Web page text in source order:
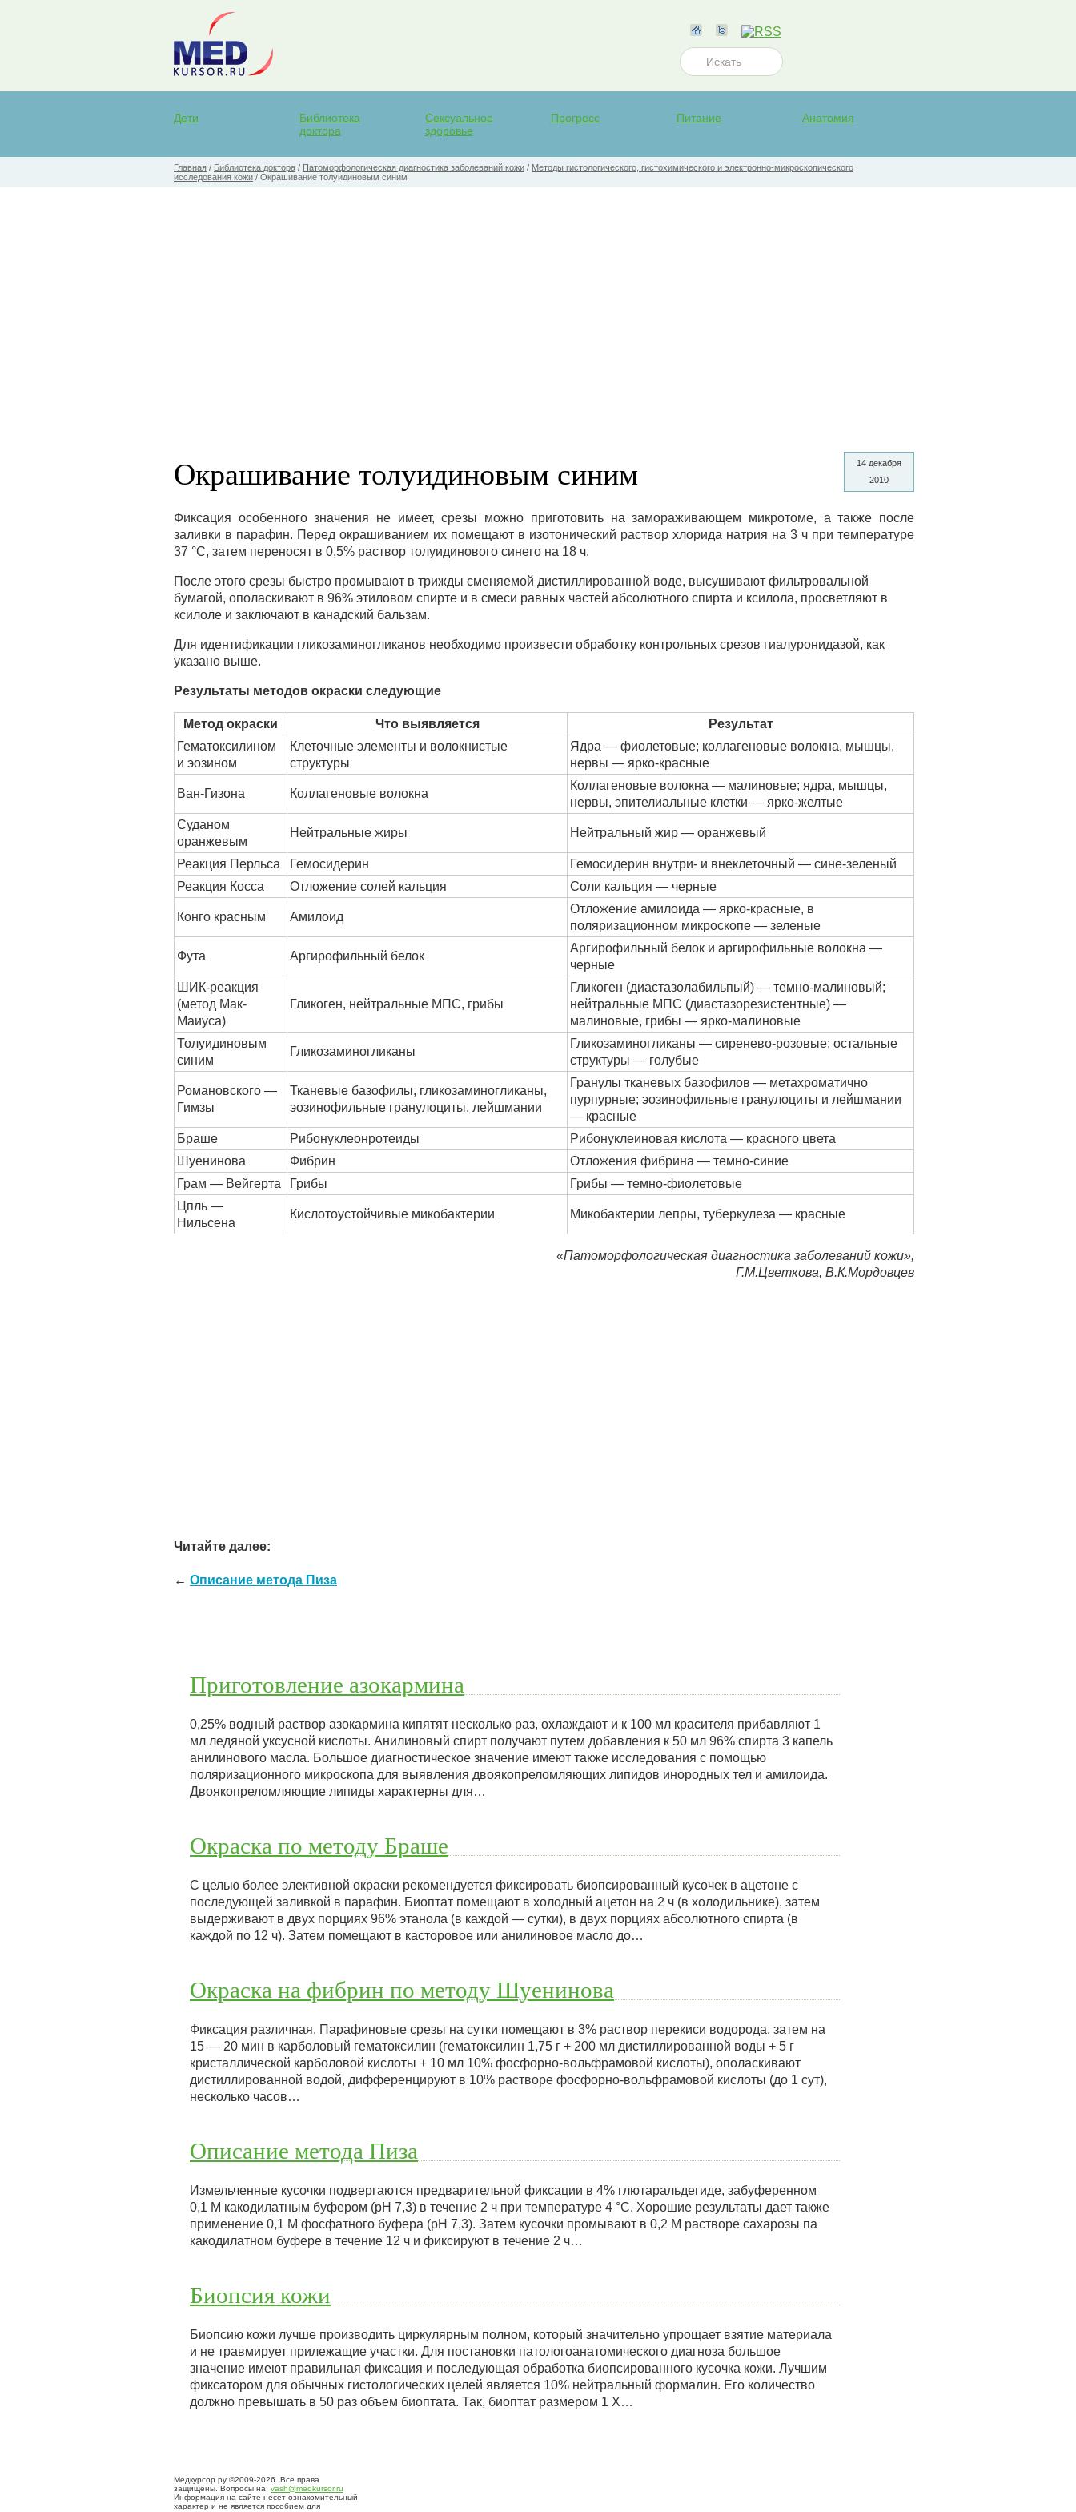
Дети
Библиотека
доктора
Сексуальное
здоровье
Прогресс Питание Анатомия
Главная / Библиотека доктора / Патоморфологическая диагностика заболеваний кожи / Методы гистологического, гистохимического и электронно-микроскопического
исследования кожи / Окрашивание толуидиновым синим
14 декабря
2010
Окрашивание толуидиновым синим
Фиксация особенного значения не имеет, срезы можно приготовить на замораживающем микротоме, а также после
заливки в парафин. Перед окрашиванием их помещают в изотонический раствор хлорида натрия на 3 ч при температуре
37 °С, затем переносят в 0,5% раствор толуидинового синего на 18 ч.
После этого срезы быстро промывают в трижды сменяемой дистиллированной воде, высушивают фильтровальной
бумагой, ополаскивают в 96% этиловом спирте и в смеси равных частей абсолютного спирта и ксилола, просветляют в
ксилоле и заключают в канадский бальзам.
Для идентификации гликозаминогликанов необходимо произвести обработку контрольных срезов гиалуронидазой, как
указано выше.
Результаты методов окраски следующие
Метод окраски Что выявляется
Результат
Гематоксилином
и эозином
Клеточные элементы и волокнистые
структуры
Ядра — фиолетовые; коллагеновые волокна, мышцы,
нервы — ярко-красные
Ван-Гизона Коллагеновые волокна
Коллагеновые волокна — малиновые; ядра, мышцы,
нервы, эпителиальные клетки — ярко-желтые
Суданом
оранжевым
Нейтральные жиры Нейтральный жир — оранжевый
Реакция Перльса Гемосидерин
Гемосидерин внутри- и внеклеточный — сине-зеленый
Реакция Косса
Отложение солей кальция Соли кальция — черные
Конго красным Амилоид
Отложение амилоида — ярко-красные, в
поляризационном микроскопе — зеленые
Фута Аргирофильный белок
Аргирофильный белок и аргирофильные волокна —
черные
ШИК-реакция
(метод Мак-
Маиуса)
Гликоген, нейтральные МПС, грибы
Гликоген (диастазолабильпый) — темно-малиновый;
нейтральные МПС (диастазорезистентные) —
малиновые, грибы — ярко-малиновые
Толуидиновым
синим
Гликозаминогликаны
Гликозаминогликаны — сиренево-розовые; остальные
структуры — голубые
Романовского —
Гимзы
Тканевые базофилы, гликозаминогликаны,
эозинофильные гранулоциты, лейшмании
Гранулы тканевых базофилов — метахроматично
пурпурные; эозинофильные гранулоциты и лейшмании
— красные
Браше
Рибонуклеонротеиды
Рибонуклеиновая кислота — красного цвета
Шуенинова
Фибрин
Отложения фибрина — темно-синие
Грам — Вейгерта
Грибы
Грибы — темно-фиолетовые
Цпль —
Нильсена
Кислотоустойчивые микобактерии Микобактерии лепры, туберкулеза — красные
«Патоморфологическая диагностика заболеваний кожи»,
Г.М.Цветкова, В.К.Мордовцев
Читайте далее:
← Описание метода Пиза
Приготовление азокармина
0,25% водный раствор азокармина кипятят несколько раз, охлаждают и к 100 мл красителя прибавляют 1
мл ледяной уксусной кислоты. Анилиновый спирт получают путем добавления к 50 мл 96% спирта 3 капель
анилинового масла. Большое диагностическое значение имеют также исследования с помощью
поляризационного микроскопа для выявления двоякопреломляющих липидов инородных тел и амилоида.
Двоякопреломляющие липиды характерны для…
Окраска по методу Браше
С целью более элективной окраски рекомендуется фиксировать биопсированный кусочек в ацетоне с
последующей заливкой в парафин. Биоптат помещают в холодный ацетон на 2 ч (в холодильнике), затем
выдерживают в двух порциях 96% этанола (в каждой — сутки), в двух порциях абсолютного спирта (в
каждой по 12 ч). Затем помещают в касторовое или анилиновое масло до…
Окраска на фибрин по методу Шуенинова
Фиксация различная. Парафиновые срезы на сутки помещают в 3% раствор перекиси водорода, затем на
15 — 20 мин в карболовый гематоксилин (гематоксилин 1,75 г + 200 мл дистиллированной воды + 5 г
кристаллической карболовой кислоты + 10 мл 10% фосфорно-вольфрамовой кислоты), ополаскивают
дистиллированной водой, дифференцируют в 10% растворе фосфорно-вольфрамовой кислоты (до 1 сут),
несколько часов…
Описание метода Пиза
Измельченные кусочки подвергаются предварительной фиксации в 4% глютаральдегиде, забуференном
0,1 М какодилатным буфером (рН 7,3) в течение 2 ч при температуре 4 °С. Хорошие результаты дает также
применение 0,1 М фосфатного буфера (рН 7,3). Затем кусочки промывают в 0,2 М растворе сахарозы па
какодилатном буфере в течение 12 ч и фиксируют в течение 2 ч…
Биопсия кожи
Биопсию кожи лучше производить циркулярным полном, который значительно упрощает взятие материала
и не травмирует прилежащие участки. Для постановки патологоанатомического диагноза большое
значение имеют правильная фиксация и последующая обработка биопсированного кусочка кожи. Лучшим
фиксатором для обычных гистологических целей является 10% нейтральный формалин. Его количество
должно превышать в 50 раз объем биоптата. Так, биоптат размером 1 X…
Медкурсор.ру ©2009-2026. Все права
защищены. Вопросы на: vash@medkursor.ru
Информация на сайте несет ознакомительный
характер и не является пособием для